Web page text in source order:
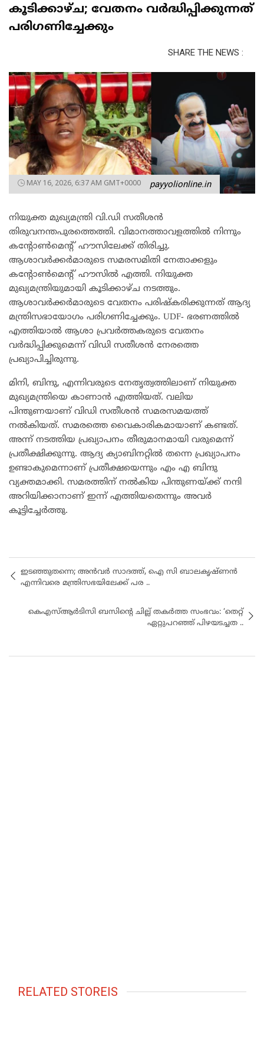
കൂടിക്കാഴ്ച; വേതനം വർദ്ധിപ്പിക്കുന്നത്
പരിഗണിച്ചേക്കും
SHARE THE NEWS :
MAY 16, 2026, 6:37 AM GMT+0000 payyolionline.in
നിയുക്ത മുഖ്യമന്ത്രി വി.ഡി സതീശൻ
തിരുവനന്തപുരത്തെത്തി. വിമാനത്താവളത്തിൽ നിന്നും
കന്റോൺമെന്റ് ഹൗസിലേക്ക് തിരിച്ചു.
ആശാവർക്കർമാരുടെ സമരസമിതി നേതാക്കളും
കന്റോൺമെന്റ് ഹൗസിൽ എത്തി. നിയുക്ത
മുഖ്യമന്ത്രിയുമായി കൂടിക്കാഴ്ച നടത്തും.
ആശാവർക്കർമാരുടെ വേതനം പരിഷ്കരിക്കുന്നത് ആദ്യ
മന്ത്രിസഭായോഗം പരിഗണിച്ചേക്കും. UDF- ഭരണത്തിൽ
എത്തിയാൽ ആശാ പ്രവർത്തകരുടെ വേതനം
വർദ്ധിപ്പിക്കുമെന്ന് വിഡി സതീശൻ നേരത്തെ
പ്രഖ്യാപിച്ചിരുന്നു.
മിനി, ബിന്ദു, എന്നിവരുടെ നേതൃത്വത്തിലാണ് നിയുക്ത
മുഖ്യമന്ത്രിയെ കാണാൻ എത്തിയത്. വലിയ
പിന്തുണയാണ് വിഡി സതീശൻ സമരസമയത്ത്
നൽകിയത്. സമരത്തെ വൈകാരികമായാണ് കണ്ടത്.
അന്ന് നടത്തിയ പ്രഖ്യാപനം തീരുമാനമായി വരുമെന്ന്
പ്രതീക്ഷിക്കുന്നു. ആദ്യ ക്യാബിനറ്റിൽ തന്നെ പ്രഖ്യാപനം
ഉണ്ടാകുമെന്നാണ് പ്രതീക്ഷയെന്നും എം എ ബിന്ദു
വ്യക്തമാക്കി. സമരത്തിന് നൽകിയ പിന്തുണയ്ക്ക് നന്ദി
അറിയിക്കാനാണ് ഇന്ന് എത്തിയതെന്നും അവർ
കൂട്ടിച്ചേർത്തു.
ഇടഞ്ഞുതന്നെ; അന്‍വര്‍ സാദത്ത്, ഐ സി ബാലകൃഷ്ണന്‍
എന്നിവരെ മന്ത്രിസഭയിലേക്ക് പര ..
കെഎസ്ആർടിസി ബസിൻ്റെ ചില്ല് തക‍ർത്ത സംഭവം: ‘തെറ്റ്
ഏറ്റുപറഞ്ഞ് പിഴയടച്ചത ..
RELATED STOREIS